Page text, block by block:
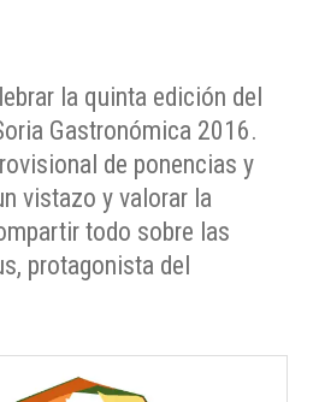
la quinta edición del
Gastronómica 2016.
de ponencias y
vistazo y valorar la
todo sobre las
protagonista del